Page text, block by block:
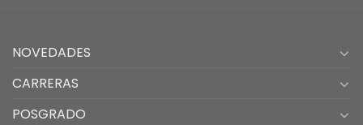
NOVEDADES
CARRERAS
POSGRADO